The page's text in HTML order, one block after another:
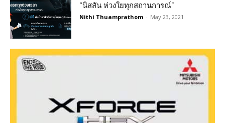
“นิสสัน ห่วงใยทุกสถานการณ์”
Nithi Thuamprathom - May 23, 2021